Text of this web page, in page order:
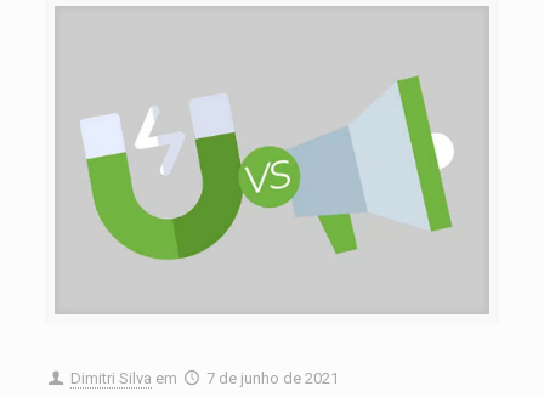
Dimitri Silva em 7 de junho de 2021